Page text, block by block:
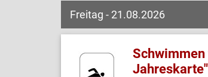
Freitag - 21.08.2026
Jahreskarte"